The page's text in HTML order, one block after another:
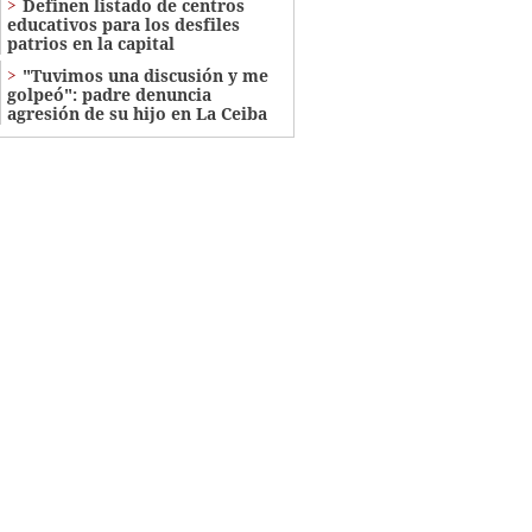
Definen listado de centros
educativos para los desfiles
patrios en la capital
"Tuvimos una discusión y me
golpeó": padre denuncia
agresión de su hijo en La Ceiba